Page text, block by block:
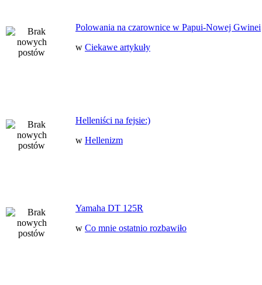
Polowania na czarownice w Papui-Nowej Gwinei
w Ciekawe artykuły
Helleniści na fejsie:)
w Hellenizm
Yamaha DT 125R
w Co mnie ostatnio rozbawiło